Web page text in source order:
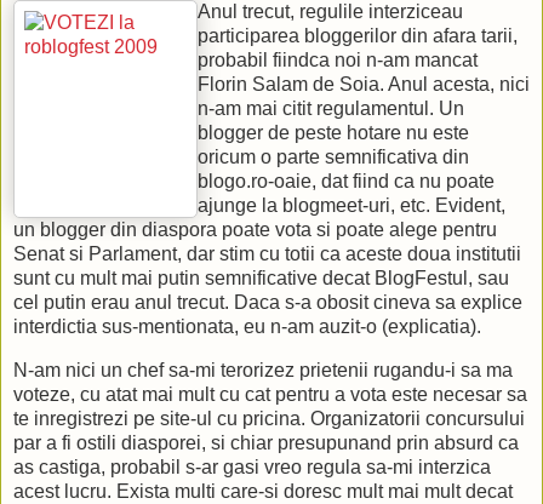
Anul trecut, regulile interziceau
participarea bloggerilor din afara tarii,
probabil fiindca noi n-am mancat
Florin Salam de Soia. Anul acesta, nici
n-am mai citit regulamentul. Un
blogger de peste hotare nu este
oricum o parte semnificativa din
blogo.ro-oaie, dat fiind ca nu poate
ajunge la blogmeet-uri, etc. Evident,
un blogger din diaspora poate vota si poate alege pentru
Senat si Parlament, dar stim cu totii ca aceste doua institutii
sunt cu mult mai putin semnificative decat BlogFestul, sau
cel putin erau anul trecut. Daca s-a obosit cineva sa explice
interdictia sus-mentionata, eu n-am auzit-o (explicatia).
N-am nici un chef sa-mi terorizez prietenii rugandu-i sa ma
voteze, cu atat mai mult cu cat pentru a vota este necesar sa
te inregistrezi pe site-ul cu pricina. Organizatorii concursului
par a fi ostili diasporei, si chiar presupunand prin absurd ca
as castiga, probabil s-ar gasi vreo regula sa-mi interzica
acest lucru. Exista multi care-si doresc mult mai mult decat